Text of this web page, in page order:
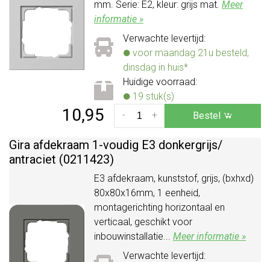
mm. Serie: E2, kleur: grijs mat. Meer
informatie »
Verwachte levertijd:
voor maandag 21u besteld,
dinsdag in huis*
Huidige voorraad:
19 stuk(s)
10,95 +
- Bestel
Gira afdekraam 1-voudig E3 donkergrijs/
antraciet (0211423)
E3 afdekraam, kunststof, grijs, (bxhxd)
80x80x16mm, 1 eenheid,
montagerichting horizontaal en
verticaal, geschikt voor
inbouwinstallatie... Meer informatie »
Verwachte levertijd: